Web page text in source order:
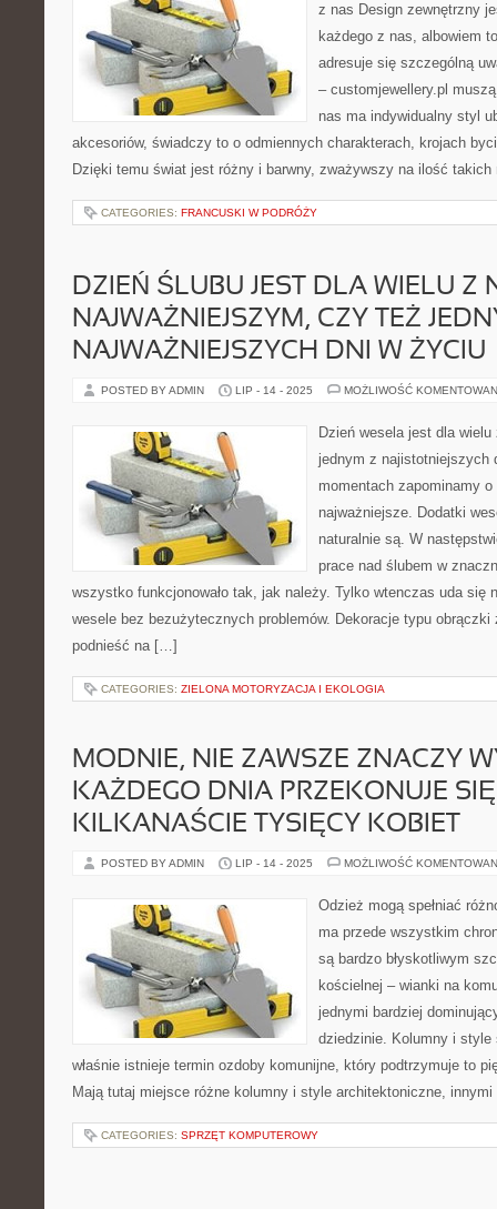
z nas Design zewnętrzny
każdego z nas, albowiem
adresuje się szczególną
– customjewellery.pl
nas ma indywidualny styl
akcesoriów, świadczy to o odmiennych charakterach, krojach
Dzięki temu świat jest różny i barwny, zważywszy na ilość
CATEGORIES: FRANCUSKI W PODRÓŻY
DZIEŃ ŚLUBU JEST DLA WIELU Z
NAJWAŻNIEJSZYM, CZY TEŻ
NAJWAŻNIEJSZYCH DNI W ŻYCIU
POSTED BY ADMIN LIP - 14 - 2025 MOŻLIWOŚĆ
Dzień wesela jest dla
jednym z najistotniejszych
momentach zapominamy
najważniejsze. Dodatki
naturalnie są. W
prace nad ślubem w
wszystko funkcjonowało tak, jak należy. Tylko wtenczas uda się
wesele bez bezużytecznych problemów. Dekoracje typu
podnieść na […]
CATEGORIES: ZIELONA MOTORYZACJA I EKOLOGIA
MODNIE, NIE ZAWSZE ZNACZY
KAŻDEGO DNIA PRZEKONUJE
KILKANAŚCIE TYSIĘCY KOBIET
POSTED BY ADMIN LIP - 14 - 2025 MOŻLIWOŚĆ
Odzież mogą spełniać
ma przede wszystkim
są bardzo błyskotliwym
kościelnej – wianki na
jednymi bardziej
dziedzinie. Kolumny i
właśnie istnieje termin ozdoby komunijne, który podtrzymuje to
Mają tutaj miejsce różne kolumny i style architektoniczne,
CATEGORIES: SPRZĘT KOMPUTEROWY